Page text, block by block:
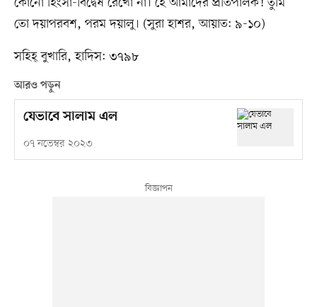
তো দয়াপরবশ, পরম দয়ালু। (সুরা হাশর, আয়াত: ৯-১০)
সহিহ্ বুখারি, হাদিস: ৩৭৯৮
আরও পড়ুন
যেভাবে সালাম এল
০৭ নভেম্বর ২০২৩